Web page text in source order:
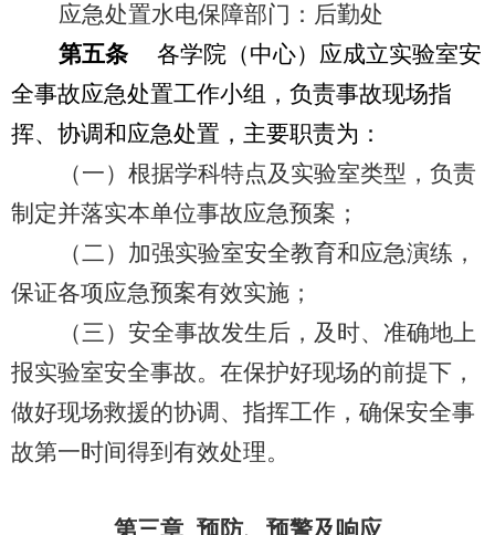
应急处置水电保障部门：后勤处
第五条各学院（中心）应成立实验室安
全事故应急处置工作小组，负责事故现场指
挥、协调和应急处置，主要职责为：
（一）根据学科特点及实验室类型，负责
制定并落实本单位事故应急预案；
（二）加强实验室安全教育和应急演练，
保证各项应急预案有效实施；
（三）安全事故发生后，及时、准确地上
报实验室安全事故。在保护好现场的前提下，
做好现场救援的协调、指挥工作，确保安全事
故第一时间得到有效处理。
第三章 预防、预警及响应